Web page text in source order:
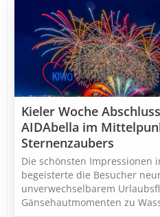
Kieler Woche
AIDAbella im
Sternenzaubers
Die schönsten Impressionen
begeisterte die Besucher
unverwechselbarem
Gänsehautmomenten zu